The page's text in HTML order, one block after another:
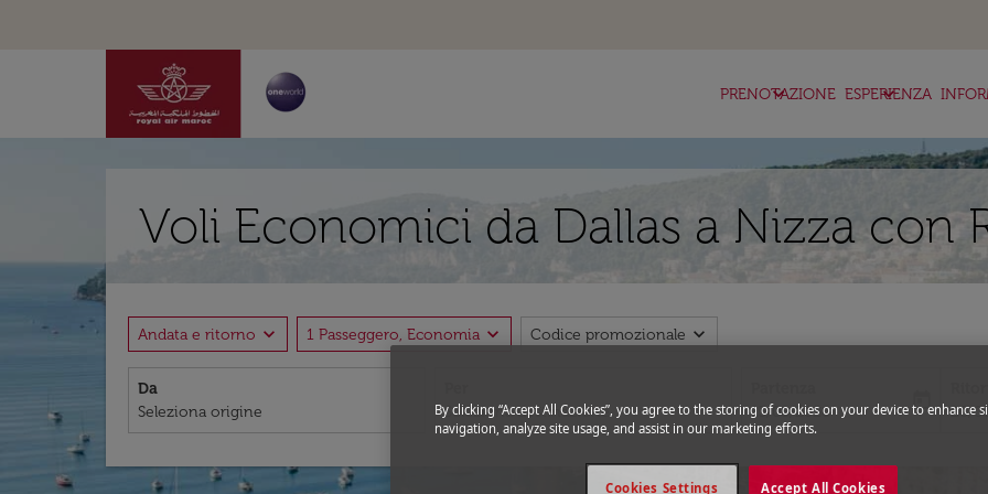
PRENOTAZIONE
keyboard_arrow_down ESPERIENZA
keyboard_arrow_down
Voli Economici da Dallas a Nizza con
Andata e ritorno expand_more 1 Passeggero, Economia expand_more Codice promozionale expand_more
Da
fc-booking-departure-date-aria-
13/08/2026
today
fc-
20/
By clicking “Accept All Cookies”, you agree to the storing of cookies on your device to enhance
navigation, analyze site usage, and assist in our marketing efforts.
Accept All Cookies
Cookies Settings